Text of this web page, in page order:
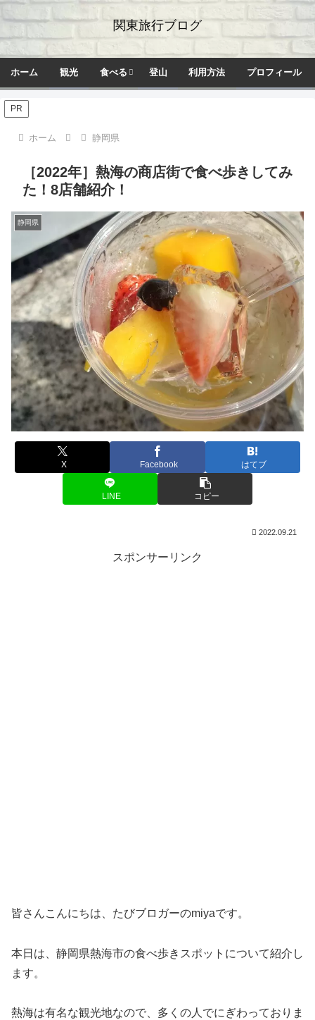
関東旅行ブログ
ホーム 観光 食べる 登山 利用方法 プロフィール
PR
ホーム 静岡県
［2022年］熱海の商店街で食べ歩きしてみ
た！8店舗紹介！
静岡県
X Facebook はてブ
LINE コピー
2022.09.21
スポンサーリンク
皆さんこんにちは、たびブロガーのmiyaです。
本日は、静岡県熱海市の食べ歩きスポットについて紹介し
ます。
熱海は有名な観光地なので、多くの人でにぎわっておりま